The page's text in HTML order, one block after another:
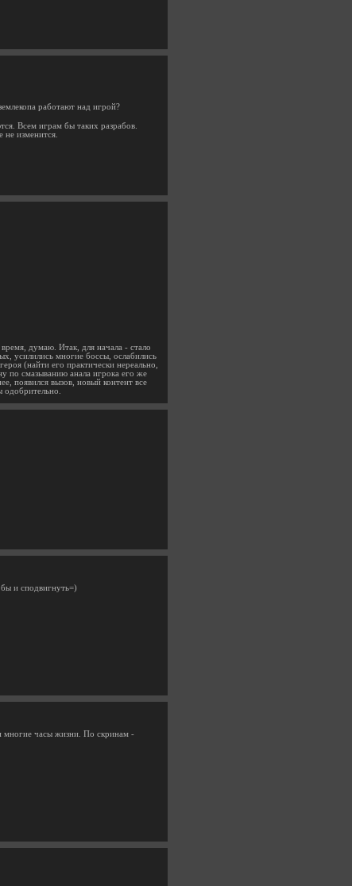
работают над игрой?
Всем играм бы таких разрабов.
не изменится.
думаю. Итак, для начала - стало
усилились многие боссы, ослабились
(найти его практически нереально,
по смазыванию анала игрока его же
появился вызов, новый контент все
одобрительно.
и сподвигнуть=)
многие часы жизни. По скринам -